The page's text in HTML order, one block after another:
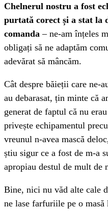
Chelnerul nostru a fost
purtată corect și a stat la
comanda – ne-am înțeles
obligați să ne adaptăm
adevărat să mâncăm.
Cât despre băieții care ne-
au debarasat, țin minte că
generat de faptul că nu
privește echipamentul
vreunul n-avea mască
știu sigur ce a fost de m-a
apropiau destul de mult de
Bine, nici nu văd alte cale
ne lase farfuriile pe o